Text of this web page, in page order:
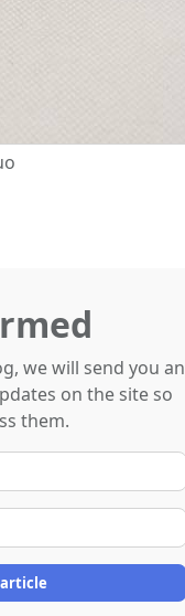
we will send you an
on the site so
them.